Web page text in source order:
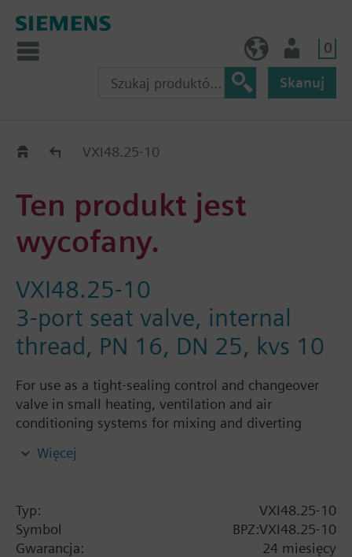
0
Skanuj
Old2NewVXI48.25-10
Ten produkt jest
wycofany.
VXI48.25-10
3-port seat valve, internal
thread, PN 16, DN 25, kvs 10
For use as a tight-sealing control and changeover
valve in small heating, ventilation and air
conditioning systems for mixing and diverting
Więcej
Typ:
VXI48.25-10
Symbol
BPZ:VXI48.25-10
Gwarancja:
24 miesięcy